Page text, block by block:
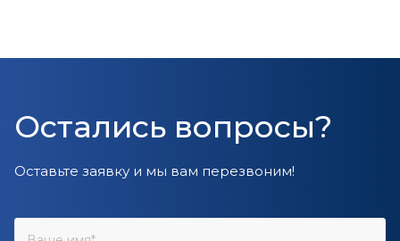
Остались вопросы?
Оставьте заявку и мы вам перезвоним!